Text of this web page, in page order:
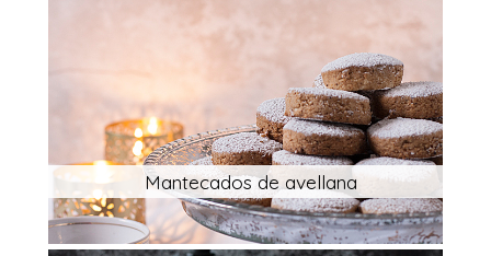
Mantecados de avellana